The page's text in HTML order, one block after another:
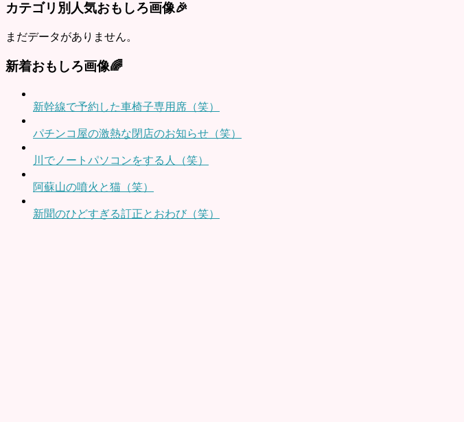
カテゴリ別人気おもしろ画像🎉
まだデータがありません。
新着おもしろ画像🌈
新幹線で予約した車椅子専用席（笑）
パチンコ屋の激熱な閉店のお知らせ（笑）
川でノートパソコンをする人（笑）
阿蘇山の噴火と猫（笑）
新聞のひどすぎる訂正とおわび（笑）